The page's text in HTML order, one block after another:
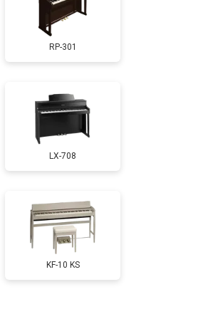
Заказать
Заказать
Заказать
Заказать
RP-301
LX-708
KF-10 KS